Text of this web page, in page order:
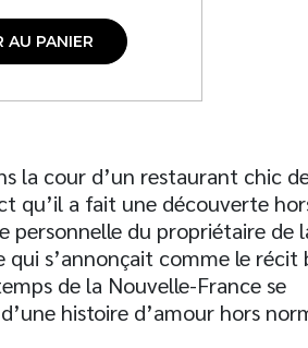
AU PANIER
la cour d’un restaurant chic
qu’il a fait une découverte
personnelle du propriétaire de
s’annonçait comme le récit
de la Nouvelle-France se
histoire d’amour hors